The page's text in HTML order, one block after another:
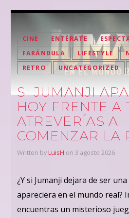
CINE ENTÉRATE
FARÁNDULA
LIFESTYLE
RETRO
UNCATEGORIZED
SI JUMANJI
HOY FRENTE A
ATREVERÍAS A
COMENZAR LA
Written by LuisH on 3 agosto 2026
¿Y si Jumanji dejara de ser
apareciera en el mundo real?
encuentras un misterioso